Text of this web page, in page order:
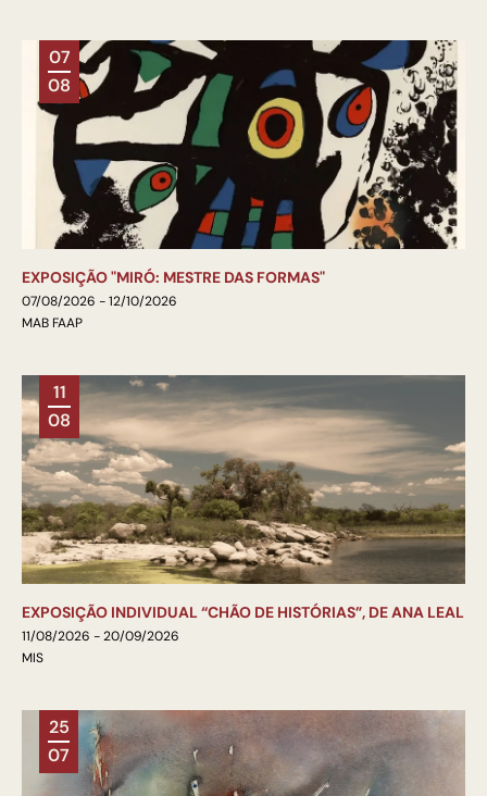
07
08
EXPOSIÇÃO "MIRÓ: MESTRE DAS FORMAS"
07/08/2026 - 12/10/2026
MAB FAAP
11
08
EXPOSIÇÃO INDIVIDUAL “CHÃO DE HISTÓRIAS”, DE ANA LEAL
11/08/2026 - 20/09/2026
MIS
25
07